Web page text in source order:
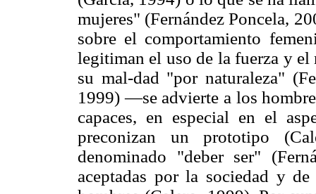
mujeres" (Fernández Poncela,
sobre el comportamiento
legitiman el uso de la fuerza y
su mal-dad "por naturaleza"
1999) —se advierte a los
capaces, en especial en el
preconizan un prototipo
denominado "deber ser"
aceptadas por la sociedad y